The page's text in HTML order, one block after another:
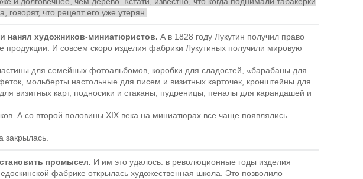
что рецепт его уже утерян.
нанял художников-миниатюристов. А в 1828 году Лукутин получил право
И совсем скоро изделия фабрики Лукутиных получили мировую
для семейных фотоальбомов, коробки для сладостей, «барабаны для
мольберты настольные для писем и визитных карточек, кронштейны для
визитных карт, подносики и стаканы, пудреницы, пеналы для карандашей и
А со второй половины XIX века на миниатюрах все чаще появлялись
промысел. И им это удалось: в революционные годы изделия
фабрике открылась художественная школа. Это позволило